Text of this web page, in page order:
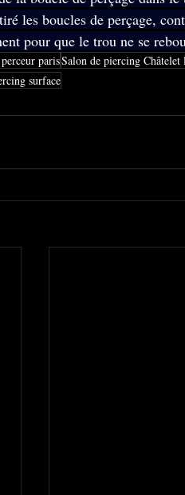
les boucles de perçage,
pour que le trou ne se
parisSalon de piercing Châtelet
surface